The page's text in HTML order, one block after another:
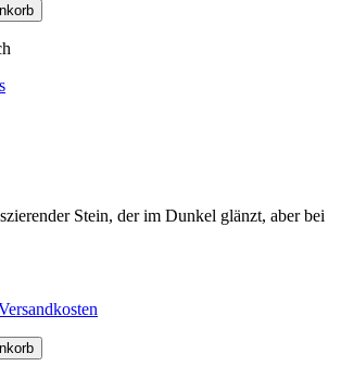
Stein, der im Dunkel glänzt, aber bei